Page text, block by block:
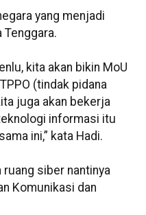
yang menjadi
Tenggara.
kita akan bikin MoU
(tindak pidana
juga akan bekerja
informasi itu
ini,” kata Hadi.
siber nantinya
Komunikasi dan